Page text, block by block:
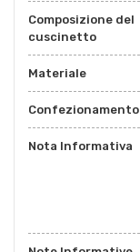
Composizione del
cuscinetto
Materiale
Confezionamento
Nota Informativa